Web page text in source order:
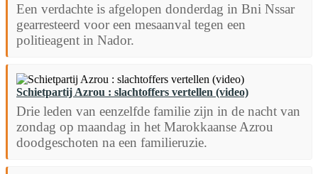
Een verdachte is afgelopen donderdag in Bni Nssar
gearresteerd voor een mesaanval tegen een
politieagent in Nador.
Schietpartij Azrou : slachtoffers vertellen (video)
Drie leden van eenzelfde familie zijn in de nacht van
zondag op maandag in het Marokkaanse Azrou
doodgeschoten na een familieruzie.